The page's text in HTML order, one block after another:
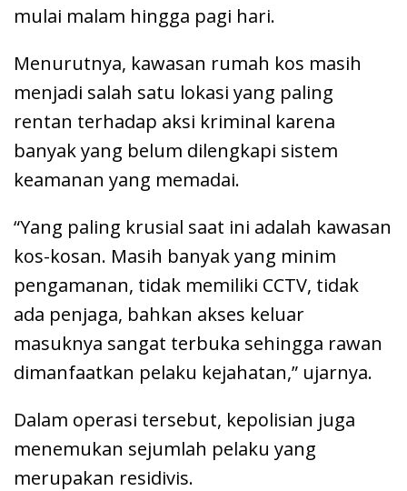
mulai malam hingga pagi hari.
Menurutnya, kawasan rumah kos masih
menjadi salah satu lokasi yang paling
rentan terhadap aksi kriminal karena
banyak yang belum dilengkapi sistem
keamanan yang memadai.
“Yang paling krusial saat ini adalah kawasan
kos-kosan. Masih banyak yang minim
pengamanan, tidak memiliki CCTV, tidak
ada penjaga, bahkan akses keluar
masuknya sangat terbuka sehingga rawan
dimanfaatkan pelaku kejahatan,” ujarnya.
Dalam operasi tersebut, kepolisian juga
menemukan sejumlah pelaku yang
merupakan residivis.